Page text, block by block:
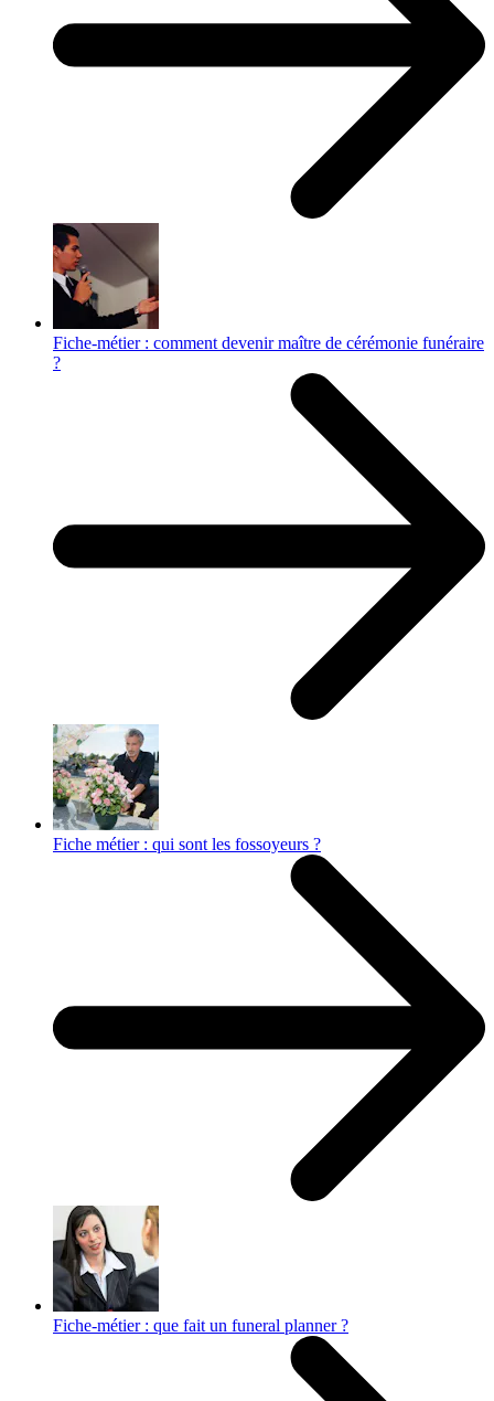
Fiche-métier : comment devenir maître de cérémonie funéraire
?
Fiche métier : qui sont les fossoyeurs ?
Fiche-métier : que fait un funeral planner ?